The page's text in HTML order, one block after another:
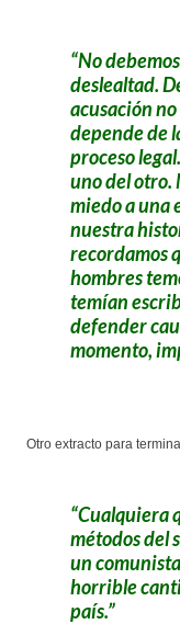
No
deslealtad.
acusación
depende de
proceso
uno del otro.
miedo a una
nuestra
recordamos
hombres
temían
defender
momento,
Otro extracto para
Cualquiera
métodos del
un
horrible
país.